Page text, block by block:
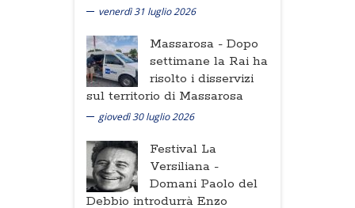
venerdì 31 luglio 2026
Massarosa - Dopo
settimane la Rai ha
risolto i disservizi
sul territorio di Massarosa
giovedì 30 luglio 2026
Festival La
Versiliana -
Domani Paolo del
Debbio introdurrà Enzo